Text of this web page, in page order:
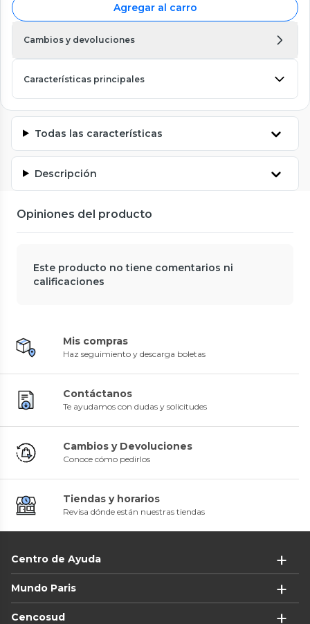
Agregar al carro
Cambios y devoluciones
Características principales
Todas las características
Descripción
Opiniones del producto
Este producto no tiene comentarios ni
calificaciones
Mis compras
Haz seguimiento y descarga boletas
Contáctanos
Te ayudamos con dudas y solicitudes
Cambios y Devoluciones
Conoce cómo pedirlos
Tiendas y horarios
Revisa dónde están nuestras tiendas
Centro de Ayuda
Mundo Paris
Cencosud